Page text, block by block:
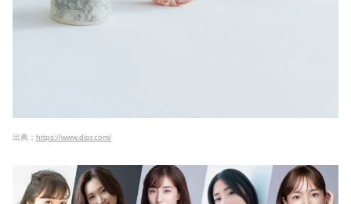
出典： https://www.dior.com/